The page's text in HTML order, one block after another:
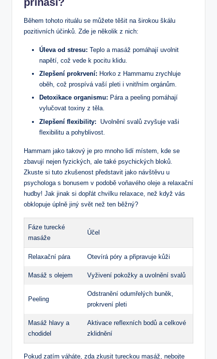
Během tohoto rituálu se ⁢můžete těšit na širokou⁢ škálu
pozitivních účinků. Zde je několik z⁢ nich:
Úleva od ‌stresu: Teplo a masáž pomáhají uvolnit
napětí, což vede k pocitu klidu.
Zlepšení prokrvení: Horko z Hammamu zrychluje
⁤oběh, což prospívá vaší pleti ⁢i vnitřním ​orgánům.
Detoxikace organismu: Pára a‍ peeling pomáhají⁣
vylučovat toxiny z těla.
Zlepšení flexibility: ‌ Uvolnění svalů zvyšuje vaši‍
flexibilitu a pohyblivost.
Hammam jako takový je pro mnoho lidí místem, kde se
zbavují nejen fyzických, ale také psychických bloků.
Zkuste ‍si tuto‌ zkušenost představit jako návštěvu u
psychologa s bonusem⁣ v podobě voňavého oleje‍ a ‌relaxační
hudby! Jak‍ jinak si⁢ dopřát chvilku ​relaxace, než ⁣když vás‍
obklopuje úplně jiný svět než ten⁤ běžný?
Fáze turecké
masáže
Účel
Relaxační ​pára Otevírá póry ‌a připravuje kůži
Masáž s olejem Vyživení pokožky a⁣ uvolnění ⁤svalů
Peeling
Odstranění odumřelých ⁤buněk,
prokrvení pleti
Masáž hlavy ‍a
chodidel
Aktivace reflexních bodů a ⁤celkové
‍zklidnění
Pokud zatím váháte,‌ zda zkusit tureckou masáž, ⁣nebojte